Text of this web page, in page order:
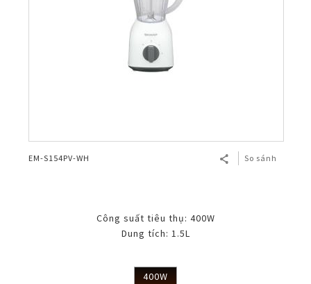
EM-S154PV-WH So sánh
Công suất tiêu thụ: 400W
Dung tích: 1.5L
400W